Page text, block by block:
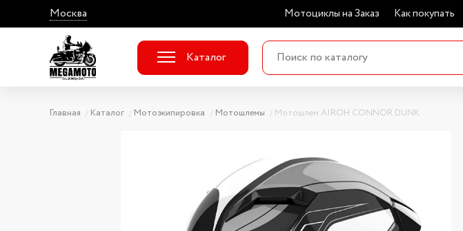
Москва Мотоциклы на Заказ Как покупать
Каталог
Главная Каталог Мотоэкипировка Мотошлемы Мотошлем AIROH CONNOR DUNK